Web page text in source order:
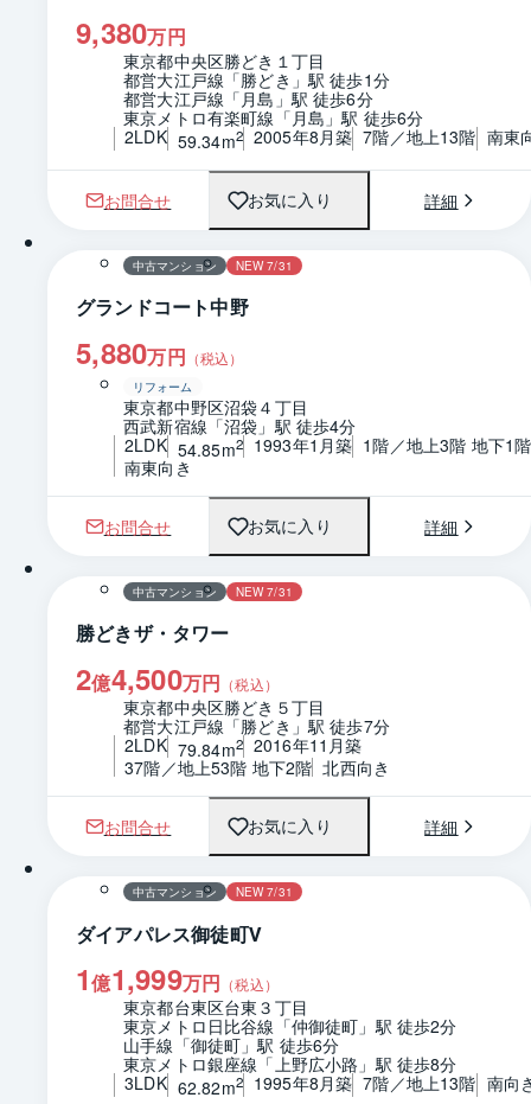
9,380万円
東京都中央区勝どき１丁目
都営大江戸線「勝どき」駅 徒歩1分
都営大江戸線「月島」駅 徒歩6分
東京メトロ有楽町線「月島」駅 徒歩6分
2LDK 59.34m2 2005年8月築 7階／地上13階 南東
お問合せ お気に入り 詳細
1 / 0 間取り
中古マンション NEW 7/31
グランドコート中野
5,880万円 （税込）
リフォーム
東京都中野区沼袋４丁目
西武新宿線「沼袋」駅 徒歩4分
2LDK 54.85m2 1993年1月築 1階／地上3階 地下1階
南東向き
お問合せ お気に入り 詳細
1 / 0 間取り
中古マンション NEW 7/31
勝どきザ・タワー
2億4,500万円 （税込）
東京都中央区勝どき５丁目
都営大江戸線「勝どき」駅 徒歩7分
2LDK 79.84m2 2016年11月築
37階／地上53階 地下2階 北西向き
お問合せ お気に入り 詳細
1 / 0 間取り
中古マンション NEW 7/31
ダイアパレス御徒町Ⅴ
1億1,999万円 （税込）
東京都台東区台東３丁目
東京メトロ日比谷線「仲御徒町」駅 徒歩2分
山手線「御徒町」駅 徒歩6分
東京メトロ銀座線「上野広小路」駅 徒歩8分
3LDK 62.82m2 1995年8月築 7階／地上13階 南向